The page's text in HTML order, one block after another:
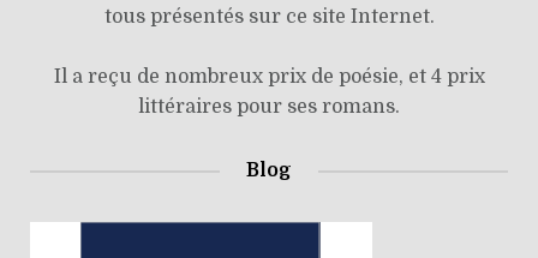
tous présentés sur ce site Internet.
Il a reçu de nombreux prix de poésie, et 4 prix
littéraires pour ses romans.
Blog